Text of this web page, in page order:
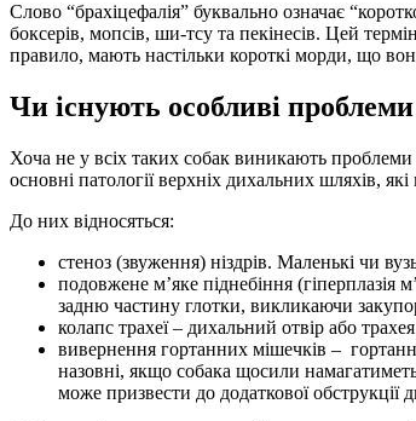
Слово “брахіцефалія” буквально означає
боксерів, мопсів, ши-тсу та пекінесів. Цей
правило, мають настільки короткі морди, що
Чи існують особливі проблеми
Хоча не у всіх таких собак виникають проблеми
основні патології верхніх дихальних шляхів,
До них відносяться:
стеноз (звуження) ніздрів. Маленькі чи
подовжене м’яке піднебіння (гіперплазія
задню частину глотки, викликаючи
колапс трахеї – дихальний отвір або
вивернення гортанних мішечків –
назовні, якщо собака щосили
може призвести до додаткової обструкції